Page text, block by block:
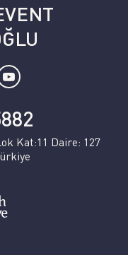
Kat:11 Daire: 127